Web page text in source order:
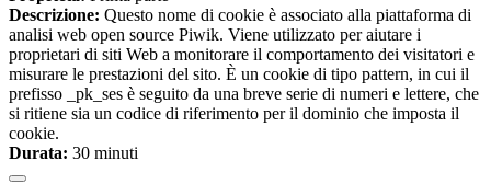
Descrizione: Questo nome di cookie è associato alla piattaforma di
analisi web open source Piwik. Viene utilizzato per aiutare i
proprietari di siti Web a monitorare il comportamento dei visitatori e
misurare le prestazioni del sito. È un cookie di tipo pattern, in cui il
prefisso _pk_ses è seguito da una breve serie di numeri e lettere, che
si ritiene sia un codice di riferimento per il dominio che imposta il
cookie.
Durata: 30 minuti